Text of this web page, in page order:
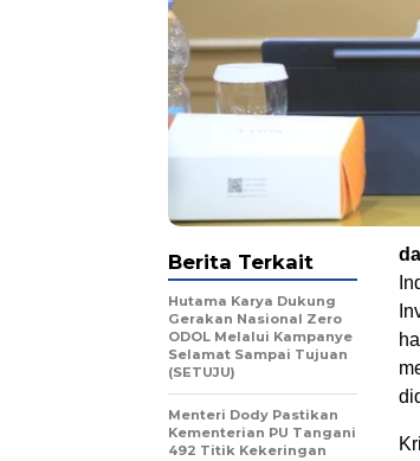
Berita Terkait
Hutama Karya Dukung
Gerakan Nasional Zero
ODOL Melalui Kampanye
Selamat Sampai Tujuan
(SETUJU)
Menteri Dody Pastikan
Kementerian PU Tangani
492 Titik Kekeringan